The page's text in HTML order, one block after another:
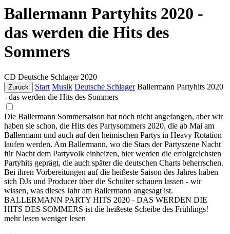
Ballermann Partyhits 2020 -
das werden die Hits des
Sommers
CD Deutsche Schlager 2020
Zurück Start Musik Deutsche Schlager Ballermann Partyhits 2020
- das werden die Hits des Sommers
Die Ballermann Sommersaison hat noch nicht angefangen, aber wir
haben sie schon, die Hits des Partysommers 2020, die ab Mai am
Ballermann und auch auf den heimischen Partys in Heavy Rotation
laufen werden. Am Ballermann, wo die Stars der Partyszene Nacht
für Nacht dem Partyvolk einheizen, hier werden die erfolgreichsten
Partyhits geprägt, die auch später die deutschen Charts beherrschen.
Bei ihren Vorbereitungen auf die heißeste Saison des Jahres haben
sich DJs und Producer über die Schulter schauen lassen - wir
wissen, was dieses Jahr am Ballermann angesagt ist.
BALLERMANN PARTY HITS 2020 - DAS WERDEN DIE
HITS DES SOMMERS ist die heißeste Scheibe des Frühlings!
mehr lesen weniger lesen